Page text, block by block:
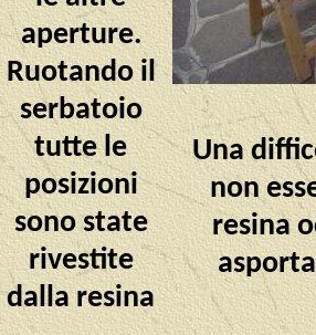
aperture.
Ruotando il
serbatoio
tutte le
posizioni
sono state
rivestite
dalla resina
Una
non
resina